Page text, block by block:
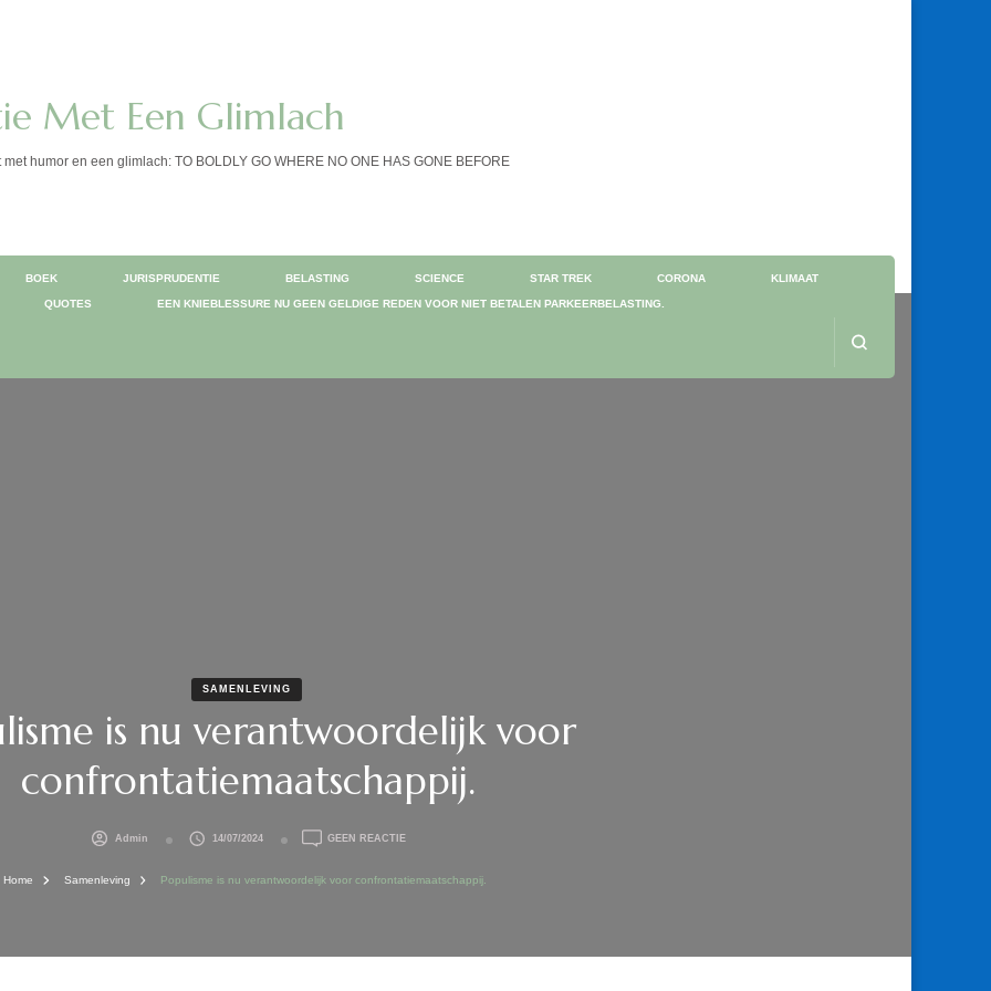
Met Een Glimlach
humor en een glimlach: TO BOLDLY GO WHERE NO ONE HAS GONE BEFORE
BOEK JURISPRUDENTIE BELASTING SCIENCE STAR TREK CORONA KLIMAAT
QUOTES EEN KNIEBLESSURE NU GEEN GELDIGE REDEN VOOR NIET BETALEN PARKEERBELASTING.
SAMENLEVING
is nu verantwoordelijk voor
confrontatiemaatschappij.
Admin 14/07/2024 GEEN REACTIEOP
NU
Home Samenleving Populisme is nu verantwoordelijk voor confrontatiemaatschappij.